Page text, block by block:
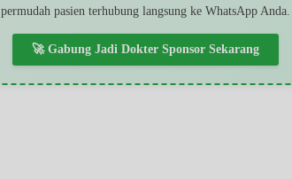
permudah pasien terhubung langsung ke WhatsApp Anda.
🚀 Gabung Jadi Dokter Sponsor Sekarang